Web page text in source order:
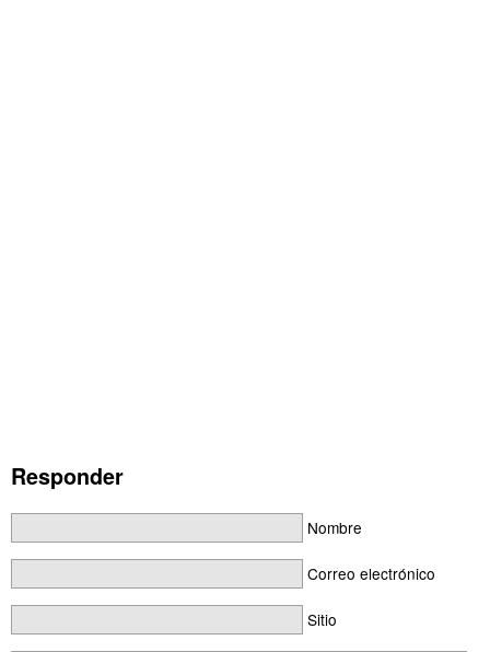
Responder
Nombre
Correo electrónico
Sitio